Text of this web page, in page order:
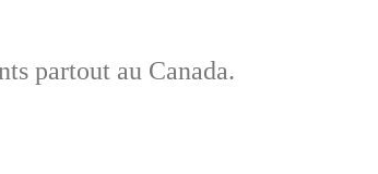
partout au Canada.